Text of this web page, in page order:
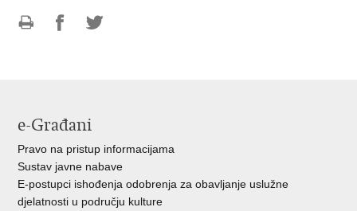
e-Građani
Pravo na pristup informacijama
Sustav javne nabave
E-postupci ishođenja odobrenja za obavljanje uslužne
djelatnosti u području kulture